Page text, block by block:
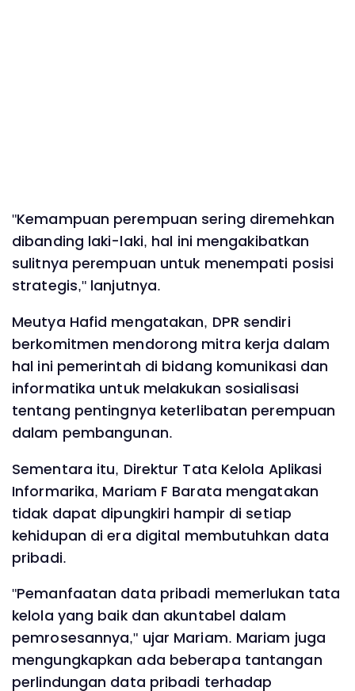
"Kemampuan perempuan sering diremehkan
dibanding laki-laki, hal ini mengakibatkan
sulitnya perempuan untuk menempati posisi
strategis," lanjutnya.
Meutya Hafid mengatakan, DPR sendiri
berkomitmen mendorong mitra kerja dalam
hal ini pemerintah di bidang komunikasi dan
informatika untuk melakukan sosialisasi
tentang pentingnya keterlibatan perempuan
dalam pembangunan.
Sementara itu, Direktur Tata Kelola Aplikasi
Informarika, Mariam F Barata mengatakan
tidak dapat dipungkiri hampir di setiap
kehidupan di era digital membutuhkan data
pribadi.
"Pemanfaatan data pribadi memerlukan tata
kelola yang baik dan akuntabel dalam
pemrosesannya," ujar Mariam. Mariam juga
mengungkapkan ada beberapa tantangan
perlindungan data pribadi terhadap